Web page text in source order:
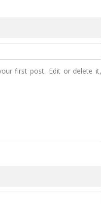
first post. Edit or delete it,